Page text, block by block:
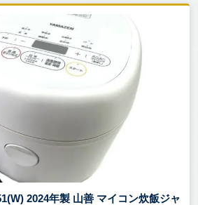
2024年製 山善 マイコン炊飯ジャ